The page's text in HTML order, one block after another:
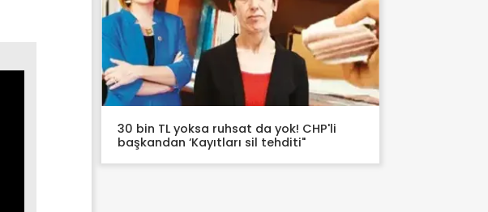
30 bin TL yoksa ruhsat da yok! CHP'li
başkandan ‘Kayıtları sil tehditi"